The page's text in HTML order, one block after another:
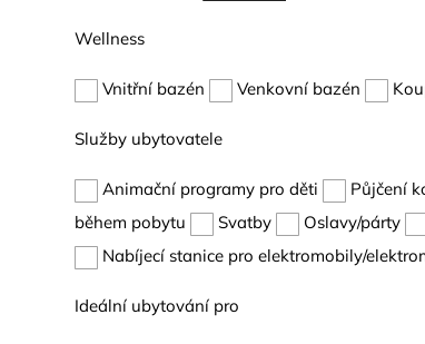
Wellness
Vnitřní bazén Venkovní bazén
Služby ubytovatele
Animační programy pro děti Půjčení
během pobytu
Svatby Oslavy/párty
Nabíjecí stanice pro elektromobily/
Ideální ubytování pro